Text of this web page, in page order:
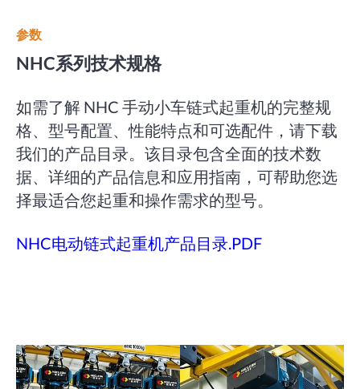
参数
NHC系列技术规格
如需了解 NHC 手动小车链式起重机的完整规
格、型号配置、性能特点和可选配件，请下载
我们的产品目录。该目录包含全面的技术数
据、详细的产品信息和应用指南，可帮助您选
择最适合您起重和操作需求的型号。
NHC电动链式起重机产品目录.PDF